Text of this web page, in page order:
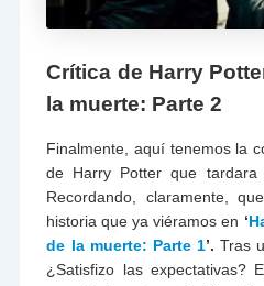
Crítica de Harry
la muerte: Parte 2
Finalmente, aquí tenemos la
de Harry Potter que tardara
Recordando, claramente,
historia que ya viéramos en ‘
de la muerte: Parte 1’. Tras
¿Satisfizo las expectativas?